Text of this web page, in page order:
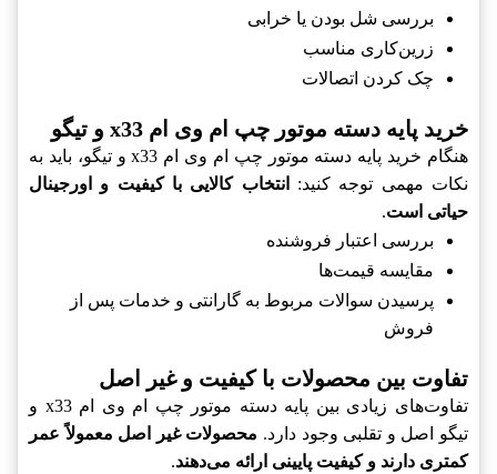
بررسی شل بودن یا خرابی
زرین‌کاری مناسب
چک کردن اتصالات
خرید پایه دسته موتور چپ ام وی ام x33 و تیگو
هنگام خرید پایه دسته موتور چپ ام وی ام x33 و تیگو، باید به
نکات مهمی توجه کنید:
انتخاب کالایی با کیفیت و اورجینال
حیاتی است.
بررسی اعتبار فروشنده
مقایسه قیمت‌ها
پرسیدن سوالات مربوط به گارانتی و خدمات پس از
فروش
تفاوت بین محصولات با کیفیت و غیر اصل
تفاوت‌های زیادی بین پایه دسته موتور چپ ام وی ام x33 و
تیگو اصل و تقلبی وجود دارد. محصولات غیر اصل معمولاً عمر
کمتری دارند و کیفیت پایینی ارائه می‌دهند.